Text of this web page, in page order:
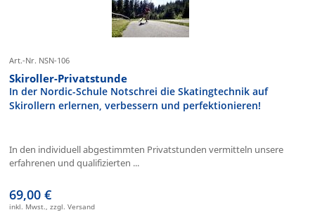
Art.-Nr. NSN-106
Skiroller-Privatstunde
In der Nordic-Schule Notschrei die Skatingtechnik auf
Skirollern erlernen, verbessern und perfektionieren!
In den individuell abgestimmten Privatstunden vermitteln unsere
erfahrenen und qualifizierten ...
69,00 €
inkl. Mwst., zzgl. Versand